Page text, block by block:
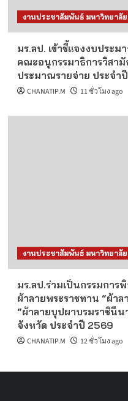
งานประชาสัมพันธ์ มหาวิทยาลั
มร.ลป. เข้าชี้แจงงบประ
คณะอนุกรรมาธิการวิสา
ประมาณรายจ่าย ประจ
CHANATIP.M 11 ชั่วโมง ago
งานประชาสัมพันธ์ มหาวิทยาลั
มร.ลป.ร่วมเป็นกรรมการ
ผ้าลายพระราชทาน “ผ้าล
“ผ้าลายบุปผาบรมราชินี
จังหวัด ประจำปี 2569
CHANATIP.M 12 ชั่วโมง ago